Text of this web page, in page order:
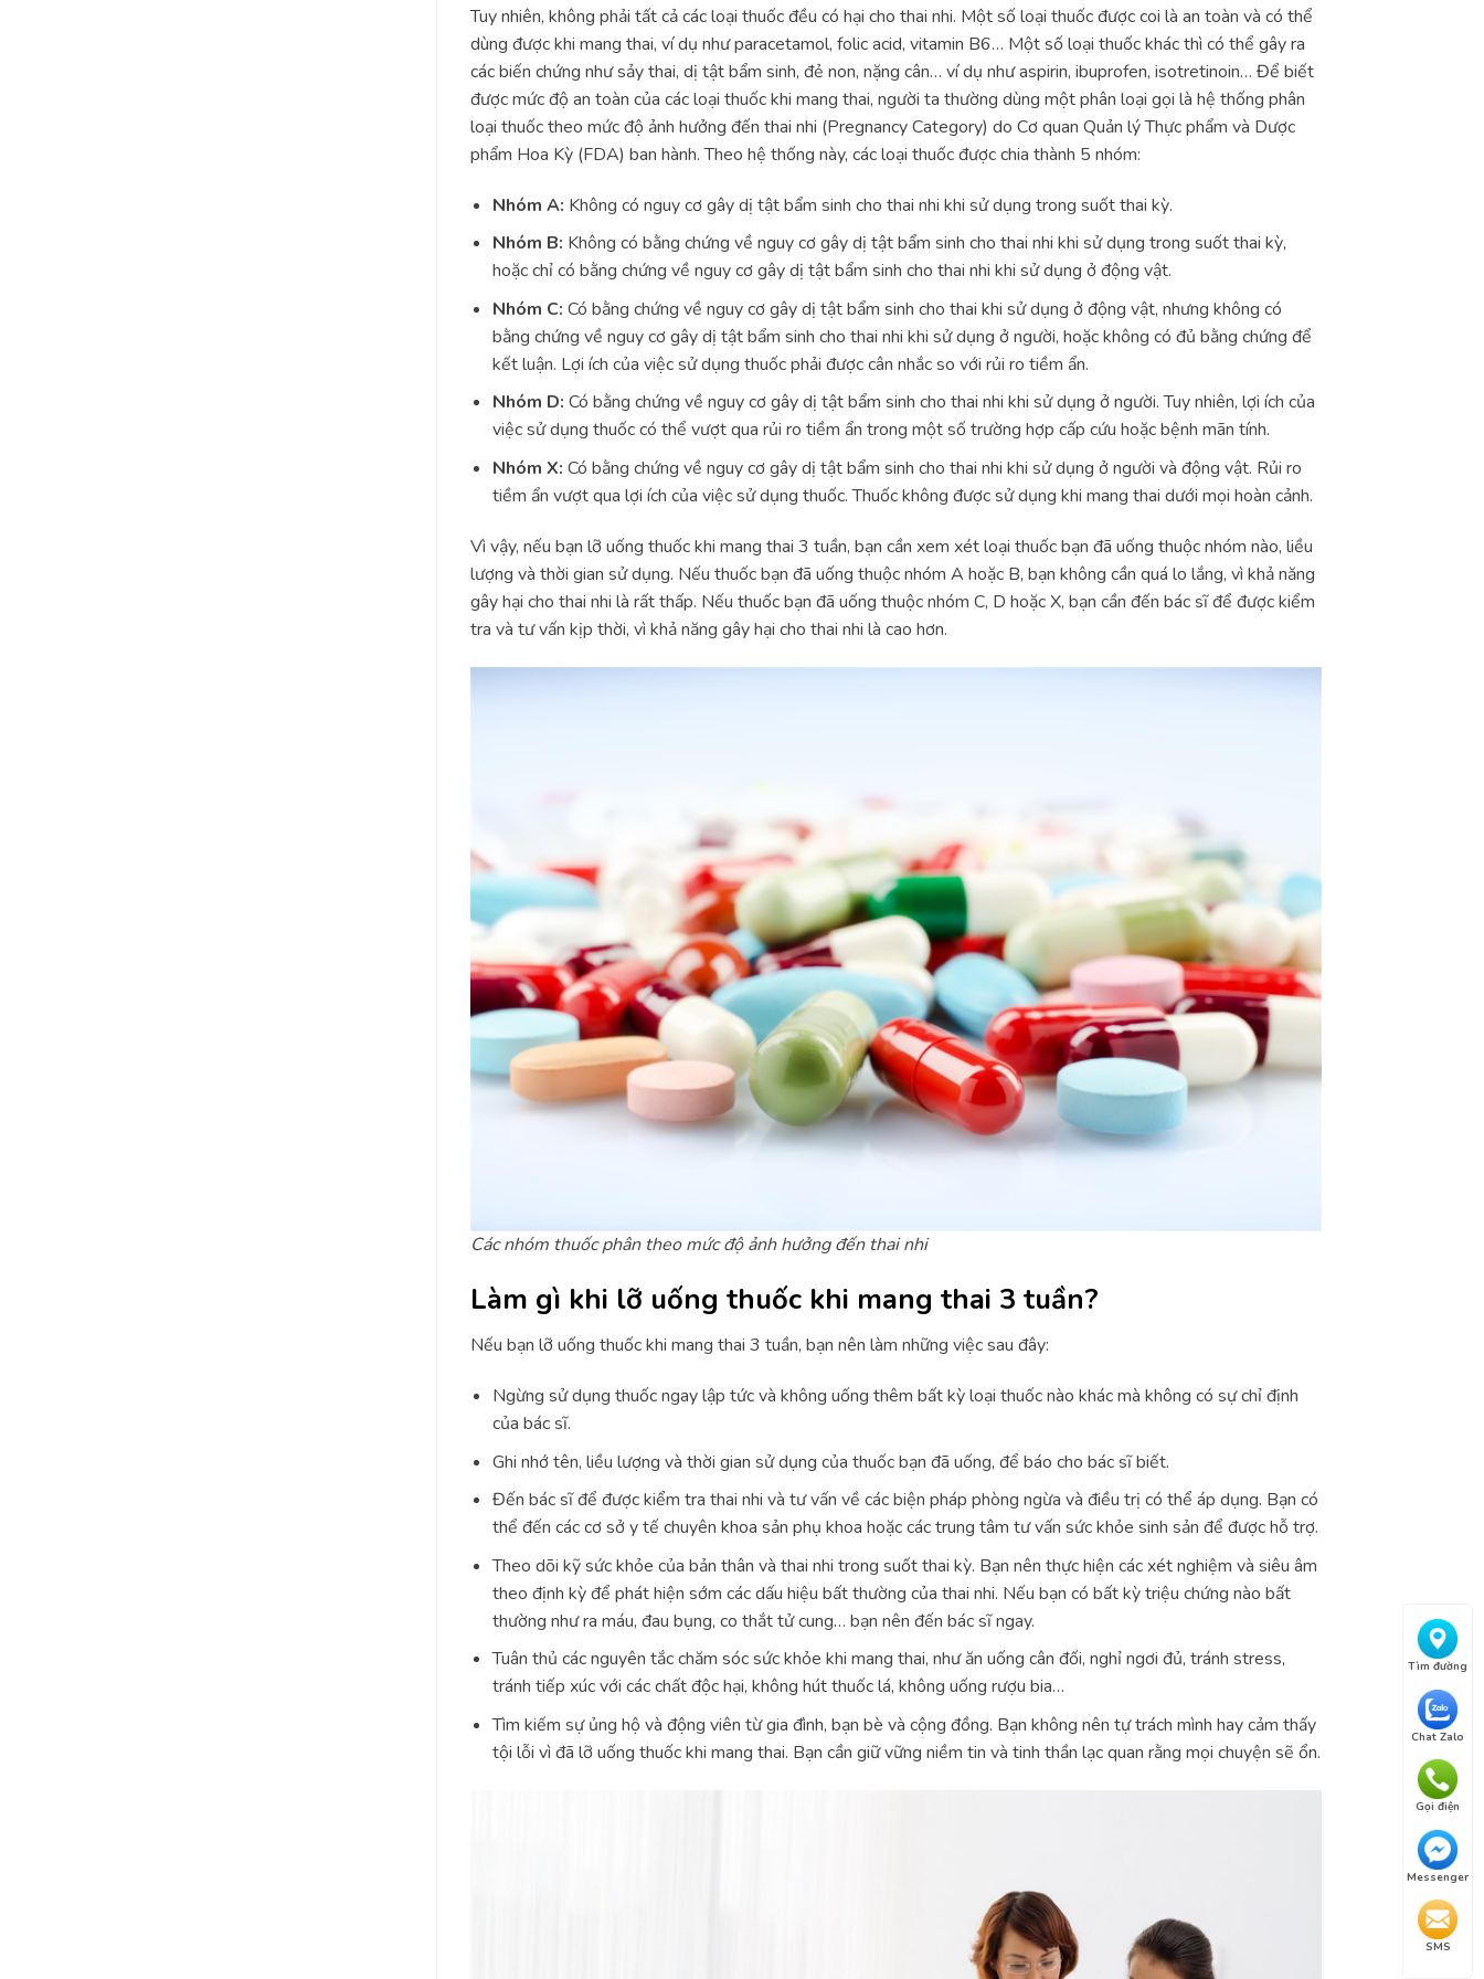
Tìm đường
Chat Zalo
Gọi điện
Messenger
SMS
Tuy nhiên, không phải tất cả các loại thuốc đều có hại cho thai nhi. Một số loại thuốc được coi là an toàn và có thể
dùng được khi mang thai, ví dụ như paracetamol, folic acid, vitamin B6… Một số loại thuốc khác thì có thể gây ra
các biến chứng như sảy thai, dị tật bẩm sinh, đẻ non, nặng cân… ví dụ như aspirin, ibuprofen, isotretinoin… Để biết
được mức độ an toàn của các loại thuốc khi mang thai, người ta thường dùng một phân loại gọi là hệ thống phân
loại thuốc theo mức độ ảnh hưởng đến thai nhi (Pregnancy Category) do Cơ quan Quản lý Thực phẩm và Dược
phẩm Hoa Kỳ (FDA) ban hành. Theo hệ thống này, các loại thuốc được chia thành 5 nhóm:
Nhóm A: Không có nguy cơ gây dị tật bẩm sinh cho thai nhi khi sử dụng trong suốt thai kỳ.
Nhóm B: Không có bằng chứng về nguy cơ gây dị tật bẩm sinh cho thai nhi khi sử dụng trong suốt thai kỳ,
hoặc chỉ có bằng chứng về nguy cơ gây dị tật bẩm sinh cho thai nhi khi sử dụng ở động vật.
Nhóm C:Có bằng chứng về nguy cơ gây dị tật bẩm sinh cho thai khi sử dụng ở động vật, nhưng không có
bằng chứng về nguy cơ gây dị tật bẩm sinh cho thai nhi khi sử dụng ở người, hoặc không có đủ bằng chứng để
kết luận. Lợi ích của việc sử dụng thuốc phải được cân nhắc so với rủi ro tiềm ẩn.
Nhóm D: Có bằng chứng về nguy cơ gây dị tật bẩm sinh cho thai nhi khi sử dụng ở người. Tuy nhiên, lợi ích của
việc sử dụng thuốc có thể vượt qua rủi ro tiềm ẩn trong một số trường hợp cấp cứu hoặc bệnh mãn tính.
Nhóm X: Có bằng chứng về nguy cơ gây dị tật bẩm sinh cho thai nhi khi sử dụng ở người và động vật. Rủi ro
tiềm ẩn vượt qua lợi ích của việc sử dụng thuốc. Thuốc không được sử dụng khi mang thai dưới mọi hoàn cảnh.
Vì vậy, nếu bạn lỡ uống thuốc khi mang thai 3 tuần, bạn cần xem xét loại thuốc bạn đã uống thuộc nhóm nào, liều
lượng và thời gian sử dụng. Nếu thuốc bạn đã uống thuộc nhóm A hoặc B, bạn không cần quá lo lắng, vì khả năng
gây hại cho thai nhi là rất thấp. Nếu thuốc bạn đã uống thuộc nhóm C, D hoặc X, bạn cần đến bác sĩ để được kiểm
tra và tư vấn kịp thời, vì khả năng gây hại cho thai nhi là cao hơn.
Các nhóm thuốc phân theo mức độ ảnh hưởng đến thai nhi
Làm gì khi lỡ uống thuốc khi mang thai 3 tuần?
Nếu bạn lỡ uống thuốc khi mang thai 3 tuần, bạn nên làm những việc sau đây:
Ngừng sử dụng thuốc ngay lập tức và không uống thêm bất kỳ loại thuốc nào khác mà không có sự chỉ định
của bác sĩ.
Ghi nhớ tên, liều lượng và thời gian sử dụng của thuốc bạn đã uống, để báo cho bác sĩ biết.
Đến bác sĩ để được kiểm tra thai nhi và tư vấn về các biện pháp phòng ngừa và điều trị có thể áp dụng. Bạn có
thể đến các cơ sở y tế chuyên khoa sản phụ khoa hoặc các trung tâm tư vấn sức khỏe sinh sản để được hỗ trợ.
Theo dõi kỹ sức khỏe của bản thân và thai nhi trong suốt thai kỳ. Bạn nên thực hiện các xét nghiệm và siêu âm
theo định kỳ để phát hiện sớm các dấu hiệu bất thường của thai nhi. Nếu bạn có bất kỳ triệu chứng nào bất
thường như ra máu, đau bụng, co thắt tử cung… bạn nên đến bác sĩ ngay.
Tuân thủ các nguyên tắc chăm sóc sức khỏe khi mang thai, như ăn uống cân đối, nghỉ ngơi đủ, tránh stress,
tránh tiếp xúc với các chất độc hại, không hút thuốc lá, không uống rượu bia…
Tìm kiếm sự ủng hộ và động viên từ gia đình, bạn bè và cộng đồng. Bạn không nên tự trách mình hay cảm thấy
tội lỗi vì đã lỡ uống thuốc khi mang thai. Bạn cần giữ vững niềm tin và tinh thần lạc quan rằng mọi chuyện sẽ ổn.